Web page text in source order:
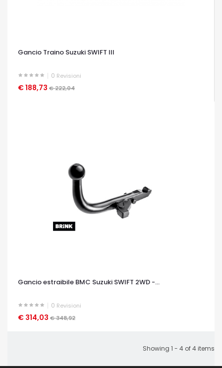
Gancio Traino Suzuki SWIFT III
0 Revisioni
€ 188,73 € 222,04
OCCHIATA VELOCE
Gancio estraibile BMC Suzuki SWIFT 2WD -...
0 Revisioni
€ 314,03 € 348,92
OCCHIATA VELOCE
Showing 1 - 4 of 4 items